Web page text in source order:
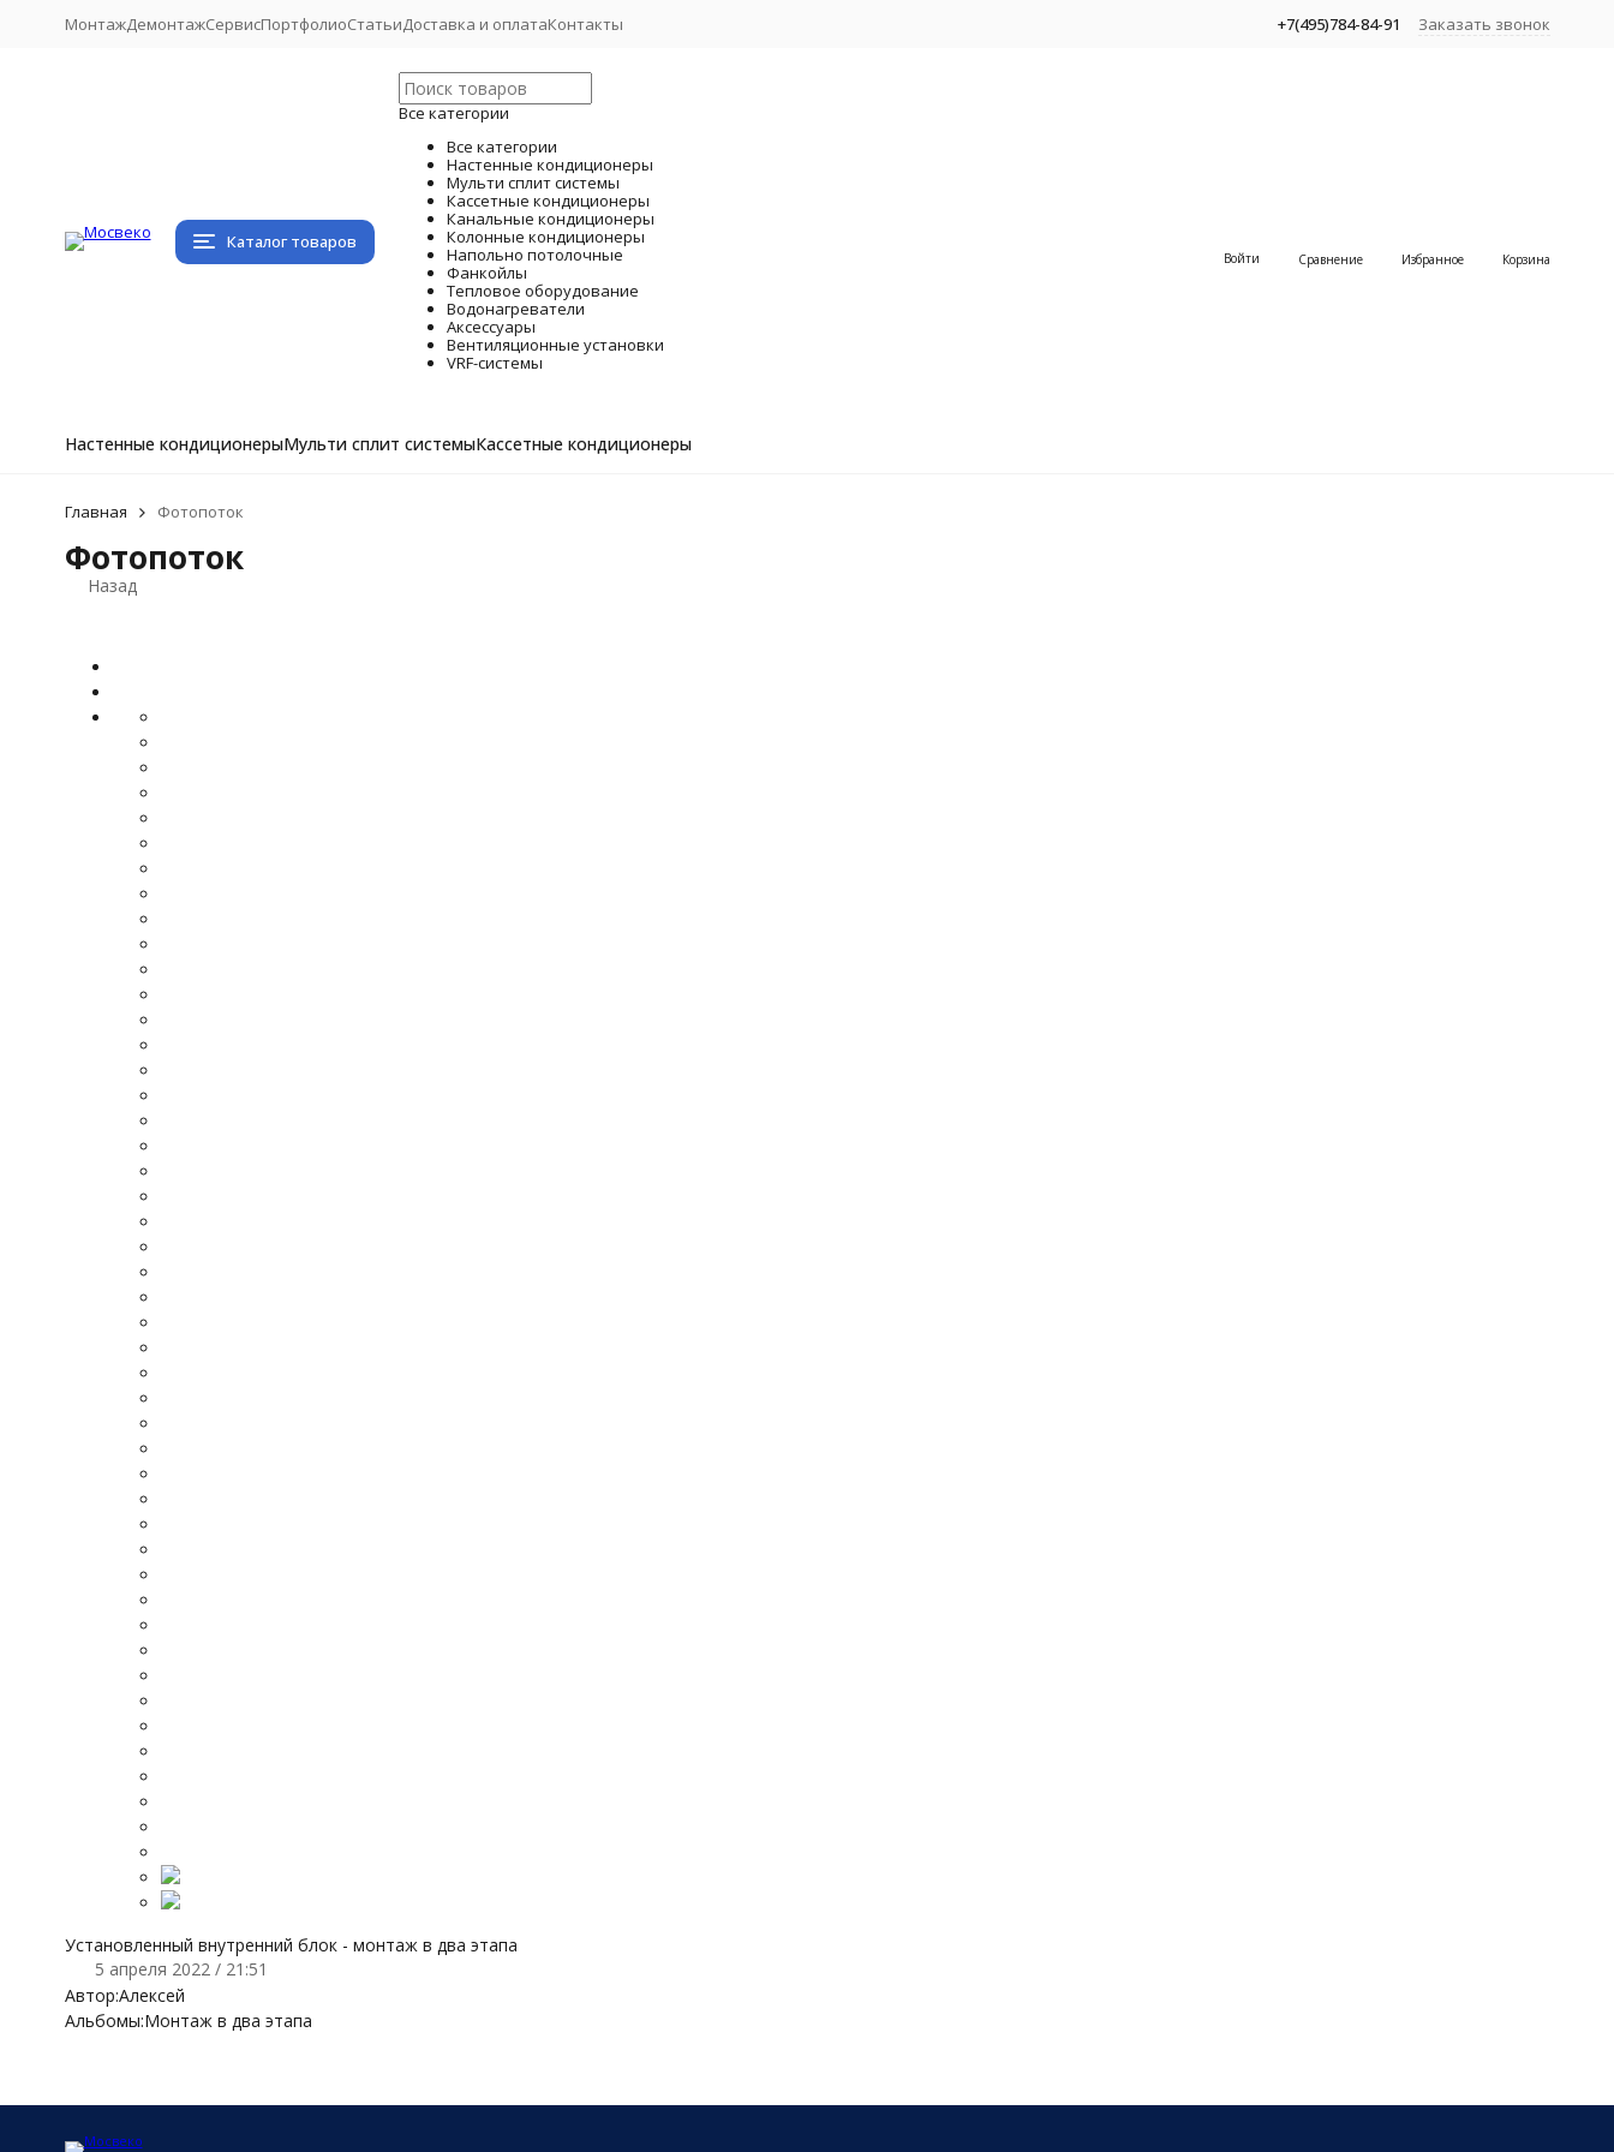
МонтажДемонтажСервисПортфолиоСтатьиДоставка и оплатаКонтакты +7(495)784-84-91 Заказать звонок
Каталог товаров
Все категории
Все категории
Настенные кондиционеры
Мульти сплит системы
Кассетные кондиционеры
Канальные кондиционеры
Колонные кондиционеры
Напольно потолочные
Фанкойлы
Тепловое оборудование
Водонагреватели
Аксессуары
Вентиляционные установки
VRF-системы
Войти Сравнение Избранное Корзина
Настенные кондиционерыМульти сплит системыКассетные кондиционеры
Главная Фотопоток
Фотопоток
Назад
Установленный внутренний блок - монтаж в два этапа
5 апреля 2022 / 21:51
Автор:Алексей
Альбомы:Монтаж в два этапа